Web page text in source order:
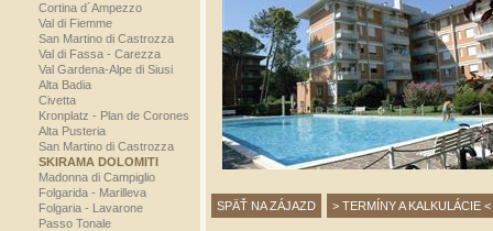
Cortina d´Ampezzo
Val di Fiemme
San Martino di Castrozza
Val di Fassa - Carezza
Val Gardena-Alpe di Siusi
Alta Badia
Civetta
Kronplatz - Plan de Corones
Alta Pusteria
San Martino di Castrozza
SKIRAMA DOLOMITI
Madonna di Campiglio
Folgarida - Marilleva
Folgaria - Lavarone
Passo Tonale
SPÄŤ NA ZÁJAZD > TERMÍNY A KALKULÁCIE <